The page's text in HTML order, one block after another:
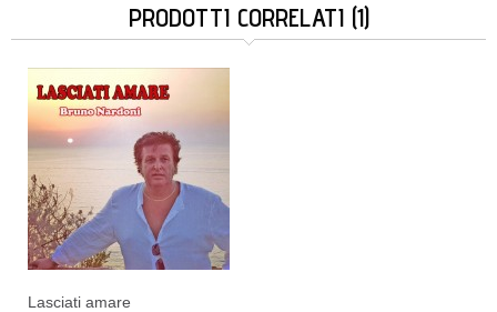
PRODOTTI CORRELATI (1)
Lasciati amare